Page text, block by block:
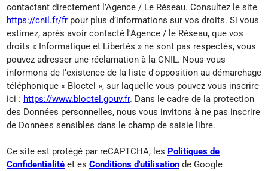
contactant directement l’Agence / Le Réseau. Consultez le site
https://cnil.fr/fr pour plus d’informations sur vos droits. Si vous
estimez, après avoir contacté l'Agence / le Réseau, que vos
droits « Informatique et Libertés » ne sont pas respectés, vous
pouvez adresser une réclamation à la CNIL. Nous vous
informons de l’existence de la liste d'opposition au démarchage
téléphonique « Bloctel », sur laquelle vous pouvez vous inscrire
ici : https://www.bloctel.gouv.fr. Dans le cadre de la protection
des Données personnelles, nous vous invitons à ne pas inscrire
de Données sensibles dans le champ de saisie libre.
Ce site est protégé par reCAPTCHA, les Politiques de
Confidentialité et es Conditions d'utilisation de Google